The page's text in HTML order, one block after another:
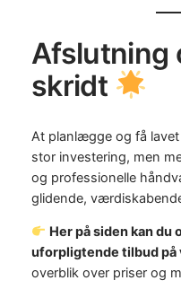
Afslutning
skridt
At planlægge og få lavet
stor investering, men
og professionelle
glidende,
Her på siden kan du
uforpligtende tilbud på
overblik over priser og